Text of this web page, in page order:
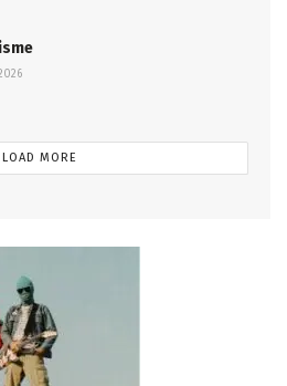
LOAD MORE